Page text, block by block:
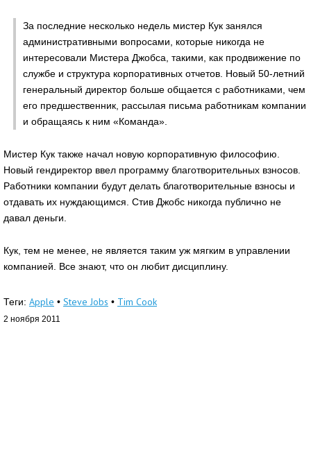
За последние несколько недель мистер Кук занялся
административными вопросами, которые никогда не
интересовали Мистера Джобса, такими, как продвижение по
службе и структура корпоративных отчетов. Новый 50-летний
генеральный директор больше общается с работниками, чем
его предшественник, рассылая письма работникам компании
и обращаясь к ним «Команда».
Мистер Кук также начал новую корпоративную философию.
Новый гендиректор ввел программу благотворительных взносов.
Работники компании будут делать благотворительные взносы и
отдавать их нуждающимся. Стив Джобс никогда публично не
давал деньги.
Кук, тем не менее, не является таким уж мягким в управлении
компанией. Все знают, что он любит дисциплину.
Теги: Apple • Steve Jobs • Tim Cook
2 ноября 2011